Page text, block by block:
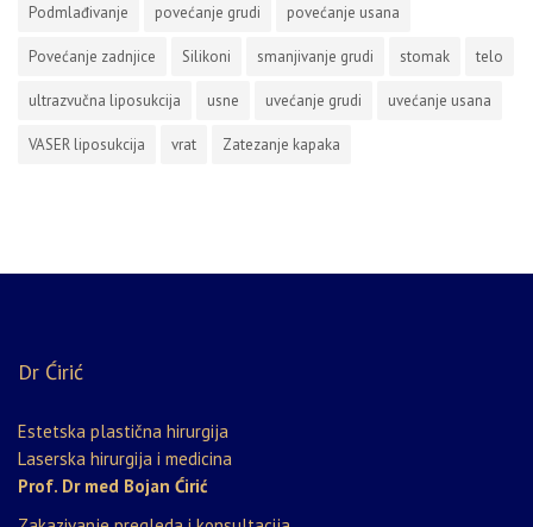
Podmlađivanje povećanje grudi povećanje usana
Povećanje zadnjice Silikoni smanjivanje grudi stomak telo
ultrazvučna liposukcija usne uvećanje grudi uvećanje usana
VASER liposukcija vrat Zatezanje kapaka
Dr Ćirić
Estetska plastična hirurgija
Laserska hirurgija i medicina
Prof. Dr med Bojan Ćirić